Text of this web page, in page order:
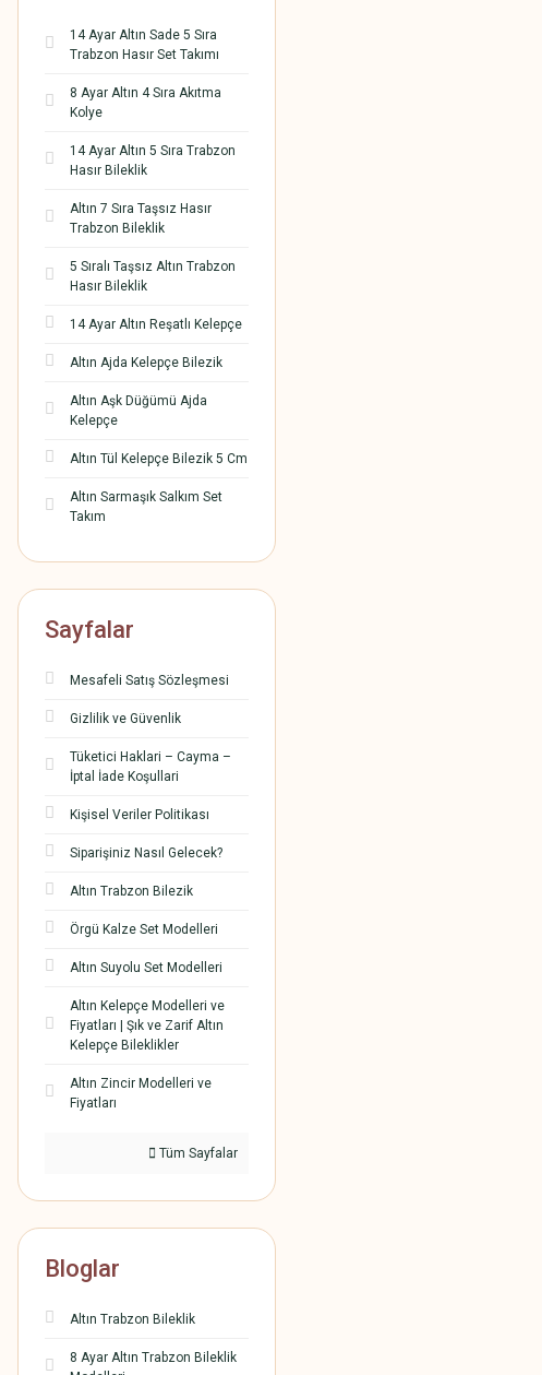
14 Ayar Altın Sade 5 Sıra
Trabzon Hasır Set Takımı
8 Ayar Altın 4 Sıra Akıtma
Kolye
14 Ayar Altın 5 Sıra Trabzon
Hasır Bileklik
Altın 7 Sıra Taşsız Hasır
Trabzon Bileklik
5 Sıralı Taşsız Altın Trabzon
Hasır Bileklik
14 Ayar Altın Reşatlı Kelepçe
Altın Ajda Kelepçe Bilezik
Altın Aşk Düğümü Ajda
Kelepçe
Altın Tül Kelepçe Bilezik 5 Cm
Altın Sarmaşık Salkım Set
Takım
Sayfalar
Mesafeli Satış Sözleşmesi
Gizlilik ve Güvenlik
Tüketici Haklari – Cayma –
İptal İade Koşullari
Kişisel Veriler Politikası
Siparişiniz Nasıl Gelecek?
Altın Trabzon Bilezik
Örgü Kalze Set Modelleri
Altın Suyolu Set Modelleri
Altın Kelepçe Modelleri ve
Fiyatları | Şık ve Zarif Altın
Kelepçe Bileklikler
Altın Zincir Modelleri ve
Fiyatları
Tüm Sayfalar
Bloglar
Altın Trabzon Bileklik
8 Ayar Altın Trabzon Bileklik